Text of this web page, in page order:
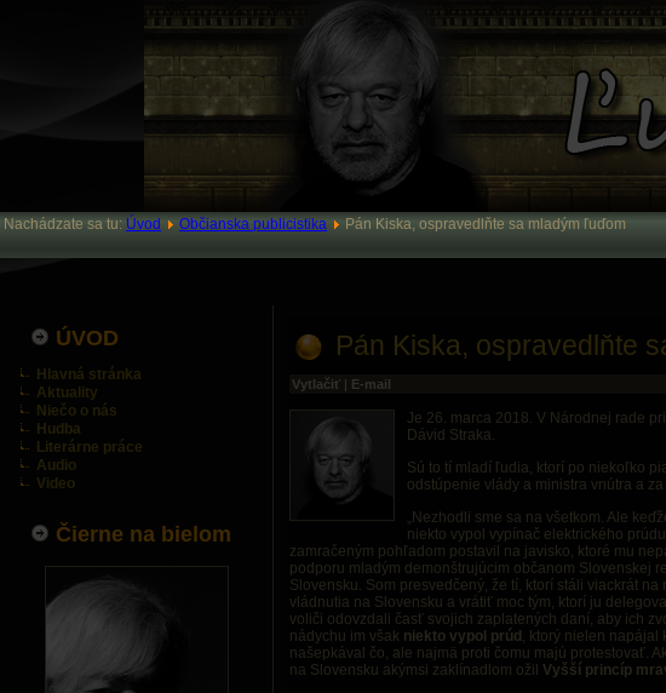
Nachádzate sa tu: Úvod Občianska publicistika Pán Kiska, ospravedlňte sa mladým ľuďom
ÚVOD
Hlavná stránka
Aktuality
Niečo o nás
Hudba
Literárne práce
Audio
Video
Čierne na bielom
Pán Kiska, ospravedlňte
Vytlačiť | E-mail
Je 26. marca 2018. V Národnej rade
Dávid Straka.
Sú to tí mladí ľudia, ktorí po niekoľko
odstúpenie vlády a ministra vnútra a
„Nezhodli sme sa na všetkom. Ale
niekto vypol vypínač elektrického
zamračeným pohľadom postavil na javisko, ktoré mu
podporu mladým demonštrujúcim občanom Slovenskej
Slovensku. Som presvedčený, že tí, ktorí stáli viackrát
vládnutia na Slovensku a vrátiť moc tým, ktorí ju
voliči odovzdali časť svojich zaplatených daní, aby ich
nádychu im však niekto vypol prúd , ktorý nielen napájal
našepkával čo, ale najmä proti čomu majú protestovať.
na Slovensku akýmsi zaklínadlom ožil Vyšší princíp